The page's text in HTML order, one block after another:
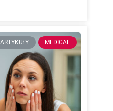
ARTYKUŁY MEDICAL